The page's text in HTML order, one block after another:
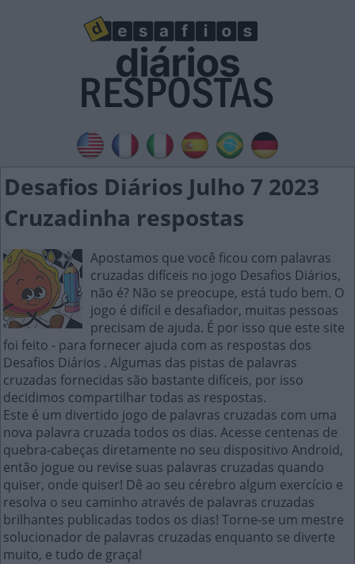
Desafios Diários Julho 7 2023
Cruzadinha respostas
Apostamos que você ficou com palavras
cruzadas difíceis no jogo Desafios Diários,
não é? Não se preocupe, está tudo bem. O
jogo é difícil e desafiador, muitas pessoas
precisam de ajuda. É por isso que este site
foi feito - para fornecer ajuda com as respostas dos
Desafios Diários . Algumas das pistas de palavras
cruzadas fornecidas são bastante difíceis, por isso
decidimos compartilhar todas as respostas.
Este é um divertido jogo de palavras cruzadas com uma
nova palavra cruzada todos os dias. Acesse centenas de
quebra-cabeças diretamente no seu dispositivo Android,
então jogue ou revise suas palavras cruzadas quando
quiser, onde quiser! Dê ao seu cérebro algum exercício e
resolva o seu caminho através de palavras cruzadas
brilhantes publicadas todos os dias! Torne-se um mestre
solucionador de palavras cruzadas enquanto se diverte
muito, e tudo de graça!